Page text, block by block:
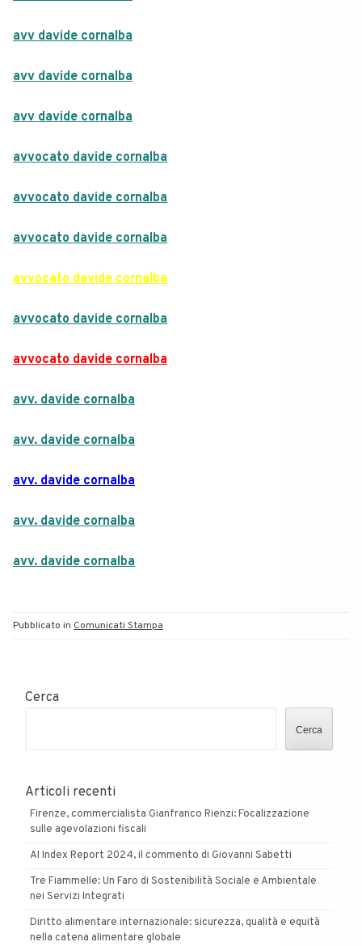
avv davide cornalba
avv davide cornalba
avv davide cornalba
avvocato davide cornalba
avvocato davide cornalba
avvocato davide cornalba
avvocato davide cornalba
avvocato davide cornalba
avvocato davide cornalba
avv. davide cornalba
avv. davide cornalba
avv. davide cornalba
avv. davide cornalba
avv. davide cornalba
Pubblicato in Comunicati Stampa
Cerca
Cerca
Articoli recenti
Firenze, commercialista Gianfranco Rienzi: Focalizzazione
sulle agevolazioni fiscali
AI Index Report 2024, il commento di Giovanni Sabetti
Tre Fiammelle: Un Faro di Sostenibilità Sociale e Ambientale
nei Servizi Integrati
Diritto alimentare internazionale: sicurezza, qualità e equità
nella catena alimentare globale